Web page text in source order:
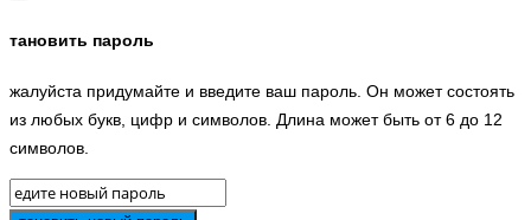
тановить пароль
жалуйста придумайте и введите ваш пароль. Он может состоять
из любых букв, цифр и символов. Длина может быть от 6 до 12
символов.